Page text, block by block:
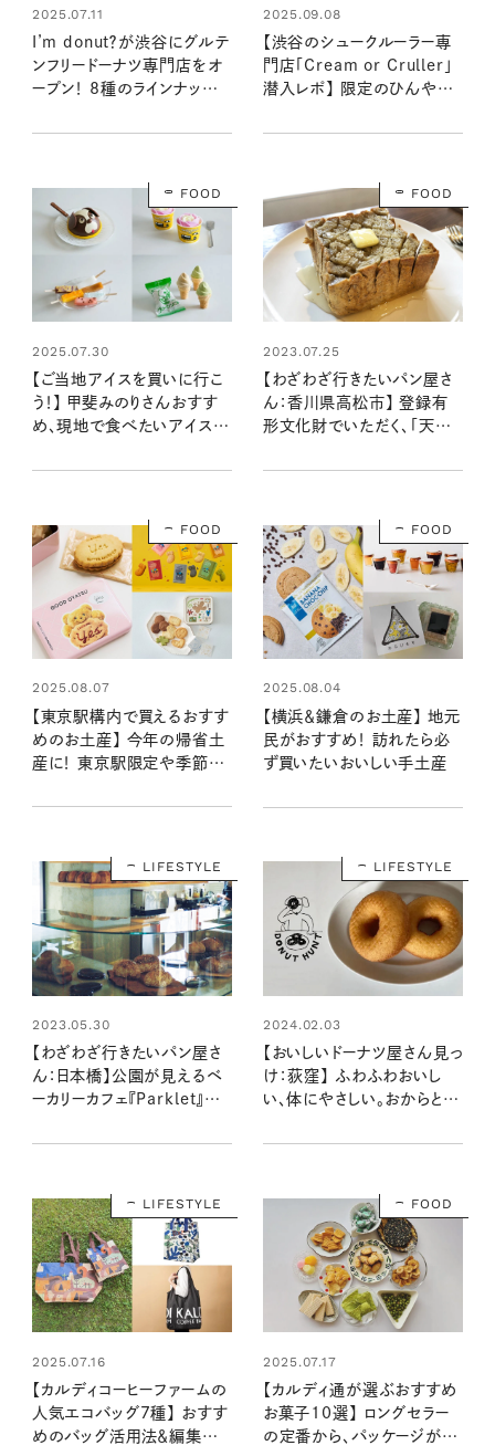
2025.07.11
I’m donut？が渋谷にグルテ
ンフリードーナツ専門店をオ
ープン！ 8種のラインナップと
しいドーナツ屋さん見っけ＠
2025.09.08
【渋谷のシュークルーラー専
門店「Cream or Cruller」
潜入レポ】 限定のひんやり
食べてみた！
FOOD
2025.07.30
【ご当地アイスを買いに行こ
う！】 甲斐みのりさんおすす
め、現地で食べたいアイス６
FOOD
2023.07.25
【わざわざ行きたいパン屋さ
ん：香川県高松市】 登録有
形文化財でいただく、「天満
サンドイッチ
FOOD
2025.08.07
【東京駅構内で買えるおすす
めのお土産】 今年の帰省土
産に！ 東京駅限定や季節・
もあるかわいくておいしい最
FOOD
2025.08.04
【横浜＆鎌倉のお土産】 地元
民がおすすめ！ 訪れたら必
ず買いたいおいしい手土産
LIFESTYLE
2023.05.30
【わざわざ行きたいパン屋さ
ん：日本橋】公園が見えるベ
ーカリーカフェ『Parklet』で、
LIFESTYLE
2024.02.03
【おいしいドーナツ屋さん見っ
け：荻窪】 ふわふわおいし
い、体にやさしい。おからと豆
LIFESTYLE
2025.07.16
【カルディコーヒーファームの
人気エコバッグ7種】 おすす
めのバッグ活用法＆編集部
FOOD
2025.07.17
【カルディ通が選ぶおすすめ
お菓子10選】 ロングセラー
の定番から、パッケージがか